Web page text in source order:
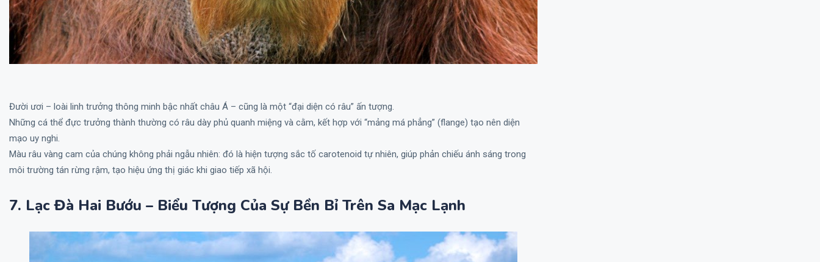
Đười ươi – loài linh trưởng thông minh bậc nhất châu Á – cũng là một “đại diện có râu” ấn tượng.
Những cá thể đực trưởng thành thường có râu dày phủ quanh miệng và cằm, kết hợp với “mảng má phẳng” (flange) tạo nên diện
mạo uy nghi.
Màu râu vàng cam của chúng không phải ngẫu nhiên: đó là hiện tượng sắc tố carotenoid tự nhiên, giúp phản chiếu ánh sáng trong
môi trường tán rừng rậm, tạo hiệu ứng thị giác khi giao tiếp xã hội.
7. Lạc Đà Hai Bướu – Biểu Tượng Của Sự Bền Bỉ Trên Sa Mạc Lạnh